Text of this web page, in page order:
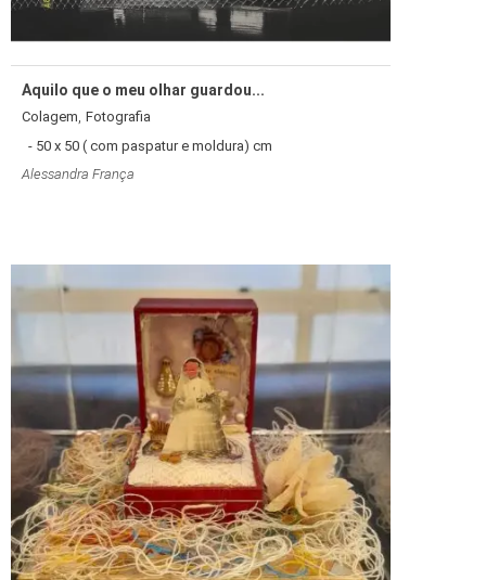
Aquilo que o meu olhar guardou...
Colagem, Fotografia
- 50 x 50 ( com paspatur e moldura) cm
Alessandra França